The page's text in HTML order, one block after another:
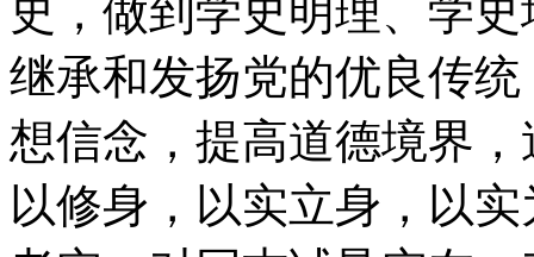
史，做到学史明理、学
继承和发扬党的优良传
想信念，提高道德境界
以修身，以实立身，以